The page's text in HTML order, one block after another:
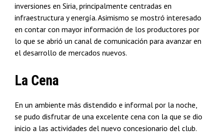
inversiones en Siria, principalmente centradas en
infraestructura y energía. Asimismo se mostró interesado
en contar con mayor información de los productores por
lo que se abrió un canal de comunicación para avanzar en
el desarrollo de mercados nuevos.
La Cena
En un ambiente más distendido e informal por la noche,
se pudo disfrutar de una excelente cena con la que se dio
inicio a las actividades del nuevo concesionario del club.